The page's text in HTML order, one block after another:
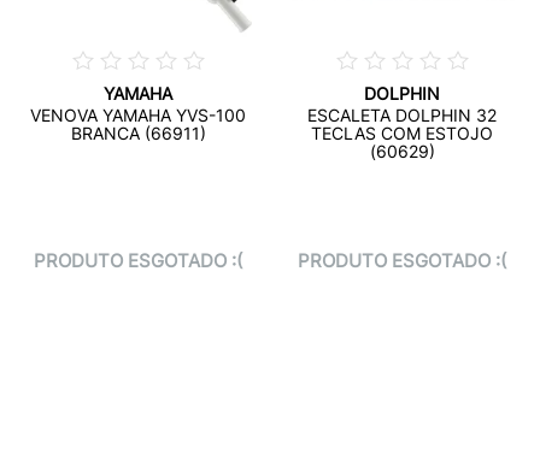
YAMAHA
VENOVA YAMAHA YVS-100
BRANCA (66911)
PRODUTO ESGOTADO :(
DOLPHIN
ESCALETA DOLPHIN 32
TECLAS COM ESTOJO
(60629)
PRODUTO ESGOTADO :(